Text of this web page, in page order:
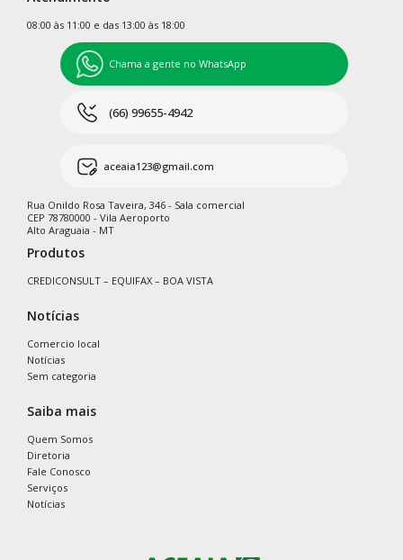
08:00 às 11:00 e das 13:00 às 18:00
Chama a gente no WhatsApp
(66) 99655-4942
aceaia123@gmail.com
Rua Onildo Rosa Taveira, 346 - Sala comercial
CEP 78780000 - Vila Aeroporto
Alto Araguaia - MT
Produtos
CREDICONSULT – EQUIFAX – BOA VISTA
Notícias
Comercio local
Notícias
Sem categoria
Saiba mais
Quem Somos
Diretoria
Fale Conosco
Serviços
Notícias